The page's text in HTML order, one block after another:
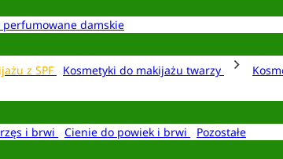
perfumowane damskie
z SPF Kosmetyki do makijażu twarzy
i brwi Cienie do powiek i brwi
Pozostałe